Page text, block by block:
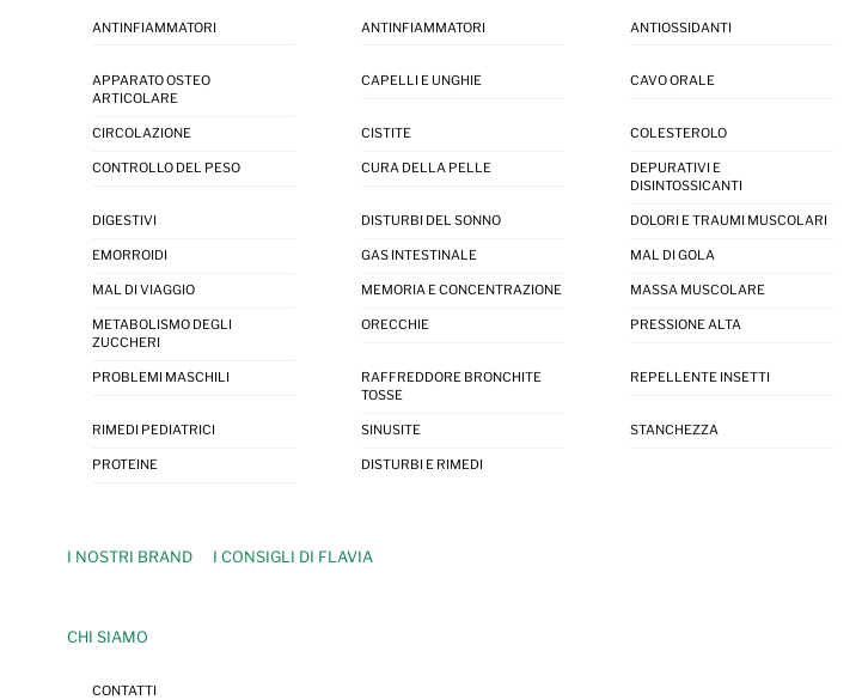
ANTINFIAMMATORI ANTINFIAMMATORI ANTIOSSIDANTI
APPARATO OSTEO
ARTICOLARE
CAPELLI E UNGHIE CAVO ORALE
CIRCOLAZIONE CISTITE COLESTEROLO
CONTROLLO DEL PESO CURA DELLA PELLE
DEPURATIVI E
DISINTOSSICANTI
DIGESTIVI DISTURBI DEL SONNO DOLORI E TRAUMI MUSCOLARI
EMORROIDI GAS INTESTINALE MAL DI GOLA
MAL DI VIAGGIO MEMORIA E CONCENTRAZIONE MASSA MUSCOLARE
METABOLISMO DEGLI
ZUCCHERI
ORECCHIE PRESSIONE ALTA
PROBLEMI MASCHILI
RAFFREDDORE BRONCHITE
TOSSE
REPELLENTE INSETTI
RIMEDI PEDIATRICI SINUSITE STANCHEZZA
PROTEINE DISTURBI E RIMEDI
I NOSTRI BRAND I CONSIGLI DI FLAVIA
CHI SIAMO
CONTATTI